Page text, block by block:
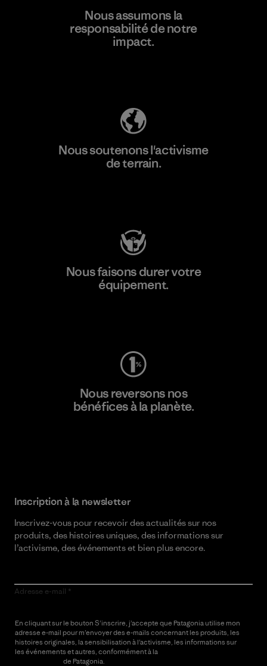
Nous assumons la
responsabilité de notre
impact.
Nous soutenons l'activisme
de terrain.
Nous faisons durer votre
équipement.
Nous reversons nos
bénéfices à la planète.
Inscription à la newsletter
Inscrivez-vous pour recevoir des actualités sur nos
produits, des histoires uniques, des informations sur
l’activisme, des événements et bien plus encore.
Adresse e-mail
En cliquant sur le bouton S’inscrire, j’accepte que Patagonia utilise mon
adresse e-mail pour m’envoyer des e-mails concernant les produits, les
histoires originales, la sensibilisation à l’activisme, les informations sur
les événements et autres, conformément à la
de Patagonia.